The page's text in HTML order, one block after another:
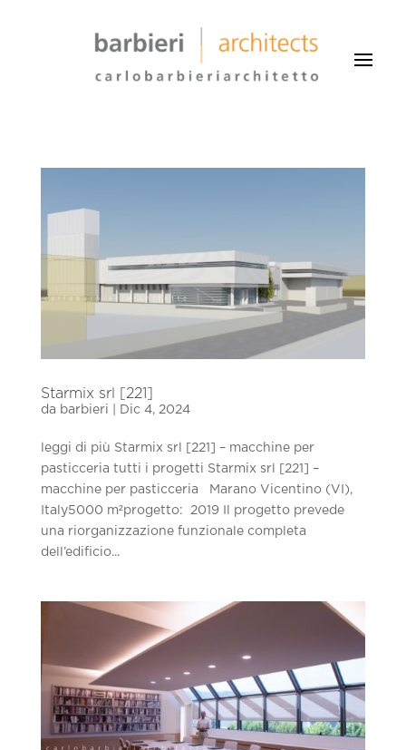
Starmix srl [221]
da barbieri Dic 4, 2024
leggi di più Starmix srl [221] – macchine per
pasticceria tutti i progetti Starmix srl [221] –
macchine per pasticceria Marano Vicentino (VI),
Italy5000 m²progetto: 2019 Il progetto prevede
una riorganizzazione funzionale completa
dell’edificio...